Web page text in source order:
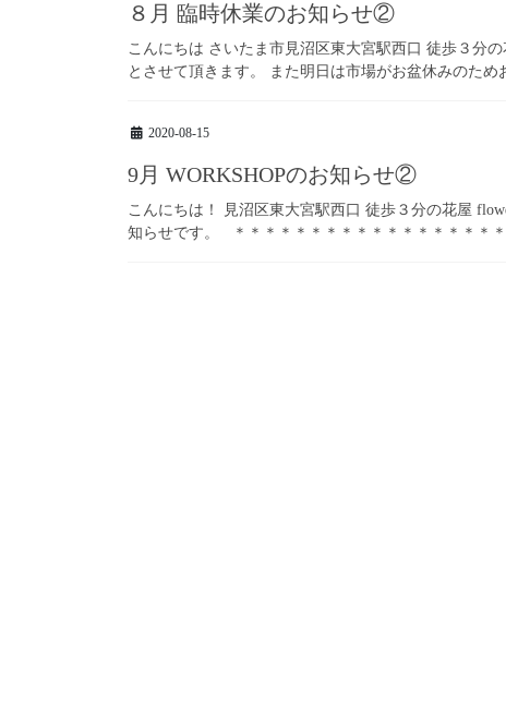
８月 臨時休業のお知らせ②
こんにちは さいたま市見沼区東大宮駅西口 徒歩３分
とさせて頂きます。 また明日は市場がお盆休みのた
2020-08-15
9月 WORKSHOPのお知らせ②
こんにちは！ 見沼区東大宮駅西口 徒歩３分の花屋
知らせです。 ＊＊＊＊＊＊＊＊＊＊＊＊＊＊＊＊＊